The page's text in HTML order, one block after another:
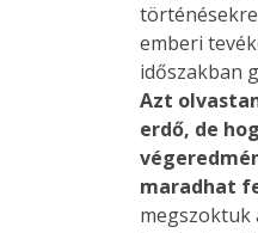
emberi
időszakban
Azt
erdő, de
maradhat
megszoktuk